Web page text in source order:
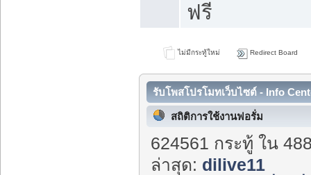
ฟรี
ไม่มีกระทู้ใหม่ Redirect Board
รับโพสโปรโมทเว็บไซต์ - Info
สถิติการใช้งานฟอรั่ม
624561 กระทู้ ใน
ล่าสุด: dilive11